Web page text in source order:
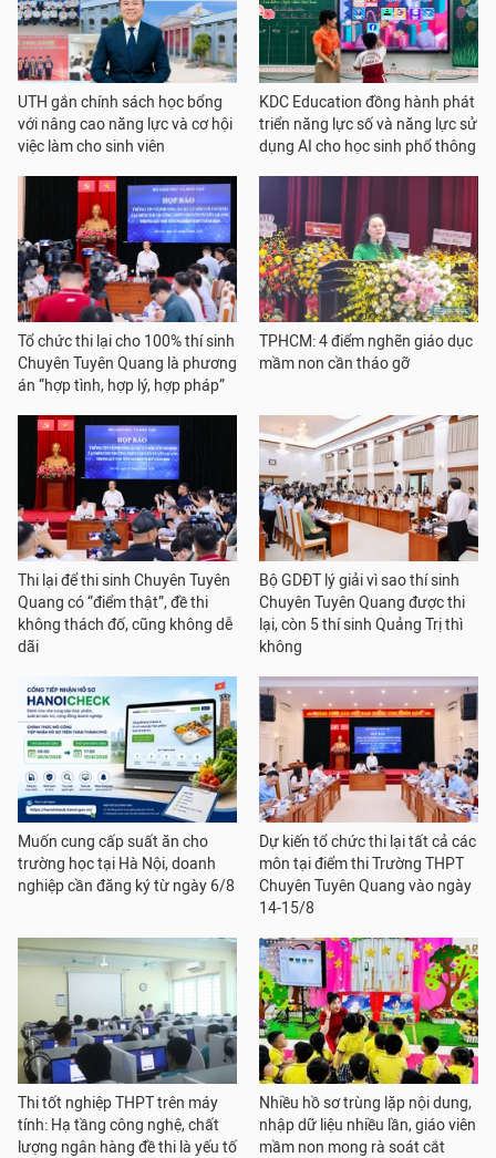
UTH gắn chính sách học bổng
với nâng cao năng lực và cơ hội
việc làm cho sinh viên
KDC Education đồng hành phát
triển năng lực số và năng lực sử
dụng AI cho học sinh phổ thông
Tổ chức thi lại cho 100% thí sinh
Chuyên Tuyên Quang là phương
án “hợp tình, hợp lý, hợp pháp”
TPHCM: 4 điểm nghẽn giáo dục
mầm non cần tháo gỡ
Thi lại để thi sinh Chuyên Tuyên
Quang có “điểm thật”, đề thi
không thách đố, cũng không dễ
dãi
Bộ GDĐT lý giải vì sao thí sinh
Chuyên Tuyên Quang được thi
lại, còn 5 thí sinh Quảng Trị thì
không
Muốn cung cấp suất ăn cho
trường học tại Hà Nội, doanh
nghiệp cần đăng ký từ ngày 6/8
Dự kiến tổ chức thi lại tất cả các
môn tại điểm thi Trường THPT
Chuyên Tuyên Quang vào ngày
14-15/8
Thi tốt nghiệp THPT trên máy
tính: Hạ tầng công nghệ, chất
lượng ngân hàng đề thi là yếu tố
Nhiều hồ sơ trùng lặp nội dung,
nhập dữ liệu nhiều lần, giáo viên
mầm non mong rà soát cắt